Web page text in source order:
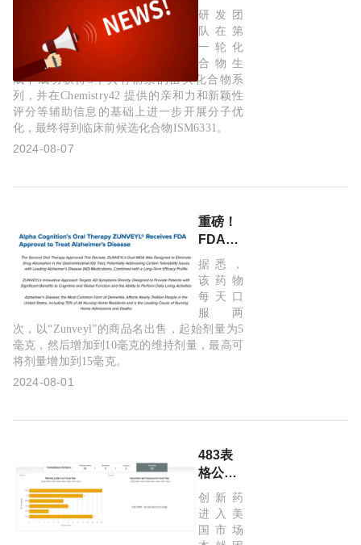
TEAD
抑制剂
ISM6331
获FDA
孤儿药
认定与
临床试
验许
间皮瘤
研发团
队在第
一轮化
合物生
成中成功获得3个具有前景的苗头化合物系
列，并在Chemistry42 提供的亲和力和新颖性
评分等辅助信息的基础上进一步开展分子优
化，最终得到临床前候选化合物ISM6331。
2024-08-07
重磅！
FDA批
准一款
阿尔茨
海默病
口服药
物，双
重作用
更低
据悉，
该药物
每天口
服两
次，以“Zunveyl”的商品名出售，起始剂量为5
毫克，然后增加到10毫克的维持剂量，最高可
将剂量增加到15毫克。
2024-08-01
483表
格公布
一个多
月后，
FDA
创新药
进入美
国市场